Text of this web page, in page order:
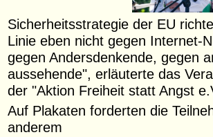
Sicherheitsstrategie der EU
Linie eben nicht gegen Internet-
gegen Andersdenkende, gegen
aussehende", erläuterte das
der "Aktion Freiheit statt Angst
Auf Plakaten forderten die
anderem